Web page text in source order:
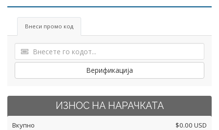
Внеси промо код
Верификација
ИЗНОС НА НАРАЧКАТА
Вкупно $0.00 USD